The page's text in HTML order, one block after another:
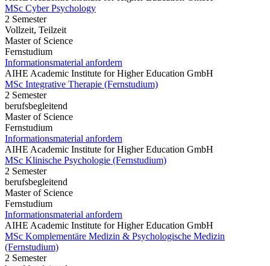
MSc Cyber Psychology
2 Semester
Vollzeit, Teilzeit
Master of Science
Fernstudium
Informationsmaterial anfordern
AIHE Academic Institute for Higher Education GmbH
MSc Integrative Therapie (Fernstudium)
2 Semester
berufsbegleitend
Master of Science
Fernstudium
Informationsmaterial anfordern
AIHE Academic Institute for Higher Education GmbH
MSc Klinische Psychologie (Fernstudium)
2 Semester
berufsbegleitend
Master of Science
Fernstudium
Informationsmaterial anfordern
AIHE Academic Institute for Higher Education GmbH
MSc Komplementäre Medizin & Psychologische Medizin
(Fernstudium)
2 Semester